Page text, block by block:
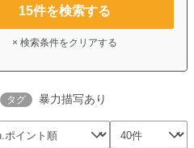
15件を検索する
× 検索条件をクリアする
タグ 暴力描写あり